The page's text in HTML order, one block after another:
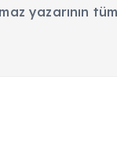
yazarının